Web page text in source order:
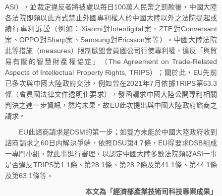
ASI），並裁定違反者將被處以每日100萬人民幣之罰款後，中國大陸
各法院即頻以此方式禁止外國專利權人於中國大陸以外之法院提起或
續行專利訴訟（例如：Xiaomi對Interdigital案、ZTE對Conversant
案、OPPO對Sharp案、Samsung對Ericsson案等）。中國大陸法院
此等措施（measures）限制歐盟會員國公司行使專利權，違反「與貿
易有關的智慧財產權協定」（The Agreement on Trade-Related
Aspects of Intellectual Property Rights, TRIPS）；關於此，EU先前
已多次與中國大陸政府交涉，例如曾在2021年7月依據TRIPS第63.3
條（會員國法律文件透明化要求），發函請求中國大陸公開專利相關
判決之進一步資訊，然均未果。故EU此次提出與中國大陸政府諮商之
請求。
EU此諮商請求是DSM的第一步；如雙方未能於中國大陸政府收到
諮商請求之60日内解決爭端，依照DSU第4.7條，EU得要求DSB組成
一專門小組，就此事進行審理，以認定中國大陸多數法院頻發ASI一事
是否違反TRIPS第1.1條、第28.1條、第28.2條及第41.1條、第44.1條
及第63.1條等。
本文為「經濟部產業技術司科技專案成果」